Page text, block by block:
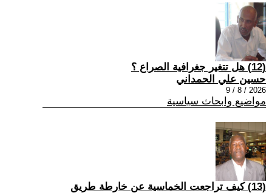
(12) هل تتغير جغرافية الصراع ؟
حسين علي الحمداني
2026 / 8 / 9
مواضيع وابحاث سياسية
(13) كيف تراجعت الخماسية عن خارطة طريق